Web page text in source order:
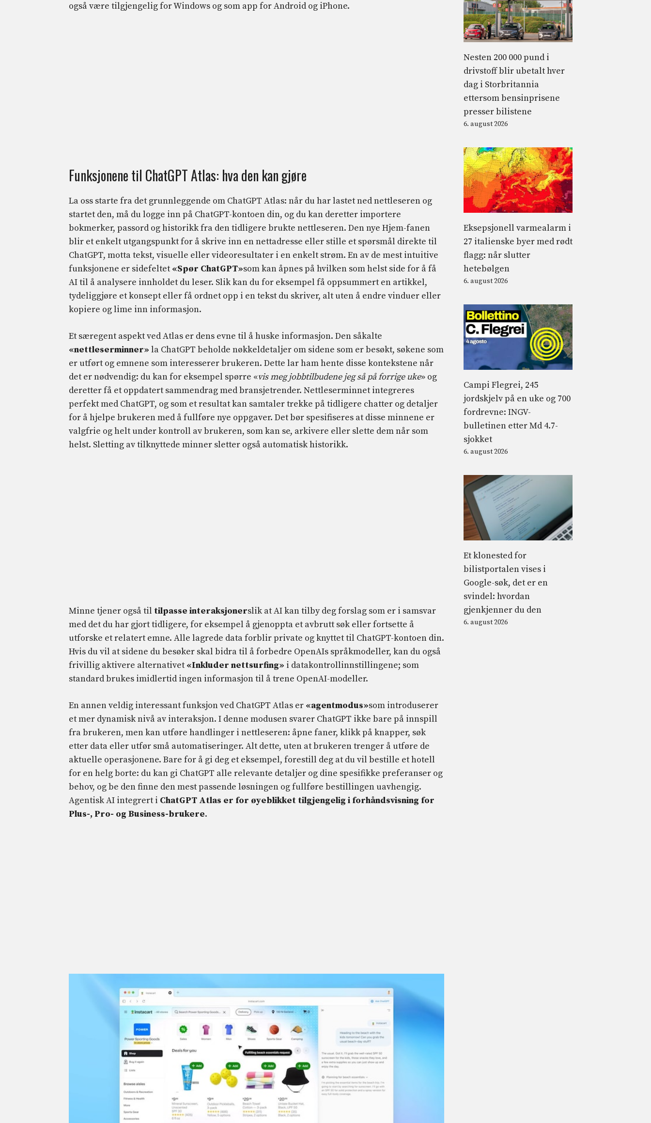
også være tilgjengelig for Windows og som app for Android og iPhone.
Funksjonene til ChatGPT Atlas: hva den kan gjøre
La oss starte fra det grunnleggende om ChatGPT Atlas: når du har lastet ned nettleseren og
startet den, må du logge inn på ChatGPT-kontoen din, og du kan deretter importere
bokmerker, passord og historikk fra den tidligere brukte nettleseren. Den nye Hjem-fanen
blir et enkelt utgangspunkt for å skrive inn en nettadresse eller stille et spørsmål direkte til
ChatGPT, motta tekst, visuelle eller videoresultater i en enkelt strøm. En av de mest intuitive
funksjonene er sidefeltet «Spør ChatGPT»som kan åpnes på hvilken som helst side for å få
AI til å analysere innholdet du leser. Slik kan du for eksempel få oppsummert en artikkel,
tydeliggjøre et konsept eller få ordnet opp i en tekst du skriver, alt uten å endre vinduer eller
kopiere og lime inn informasjon.
Et særegent aspekt ved Atlas er dens evne til å huske informasjon. Den såkalte
«nettleserminner» la ChatGPT beholde nøkkeldetaljer om sidene som er besøkt, søkene som
er utført og emnene som interesserer brukeren. Dette lar ham hente disse kontekstene når
det er nødvendig: du kan for eksempel spørre «vis meg jobbtilbudene jeg så på forrige uke» og
deretter få et oppdatert sammendrag med bransjetrender. Nettleserminnet integreres
perfekt med ChatGPT, og som et resultat kan samtaler trekke på tidligere chatter og detaljer
for å hjelpe brukeren med å fullføre nye oppgaver. Det bør spesifiseres at disse minnene er
valgfrie og helt under kontroll av brukeren, som kan se, arkivere eller slette dem når som
helst. Sletting av tilknyttede minner sletter også automatisk historikk.
Minne tjener også til tilpasse interaksjonerslik at AI kan tilby deg forslag som er i samsvar
med det du har gjort tidligere, for eksempel å gjenoppta et avbrutt søk eller fortsette å
utforske et relatert emne. Alle lagrede data forblir private og knyttet til ChatGPT-kontoen din.
Hvis du vil at sidene du besøker skal bidra til å forbedre OpenAIs språkmodeller, kan du også
frivillig aktivere alternativet «Inkluder nettsurfing» i datakontrollinnstillingene; som
standard brukes imidlertid ingen informasjon til å trene OpenAI-modeller.
En annen veldig interessant funksjon ved ChatGPT Atlas er «agentmodus»som introduserer
et mer dynamisk nivå av interaksjon. I denne modusen svarer ChatGPT ikke bare på innspill
fra brukeren, men kan utføre handlinger i nettleseren: åpne faner, klikk på knapper, søk
etter data eller utfør små automatiseringer. Alt dette, uten at brukeren trenger å utføre de
aktuelle operasjonene. Bare for å gi deg et eksempel, forestill deg at du vil bestille et hotell
for en helg borte: du kan gi ChatGPT alle relevante detaljer og dine spesifikke preferanser og
behov, og be den finne den mest passende løsningen og fullføre bestillingen uavhengig.
Agentisk AI integrert i ChatGPT Atlas er for øyeblikket tilgjengelig i forhåndsvisning for
Plus-, Pro- og Business-brukere.
Nesten 200 000 pund i
drivstoff blir ubetalt hver
dag i Storbritannia
ettersom bensinprisene
presser bilistene
6. august 2026
Eksepsjonell varmealarm i
27 italienske byer med rødt
flagg: når slutter
hetebølgen
6. august 2026
Campi Flegrei, 245
jordskjelv på en uke og 700
fordrevne: INGV-
bulletinen etter Md 4.7-
sjokket
6. august 2026
Et klonested for
bilistportalen vises i
Google-søk, det er en
svindel: hvordan
gjenkjenner du den
6. august 2026